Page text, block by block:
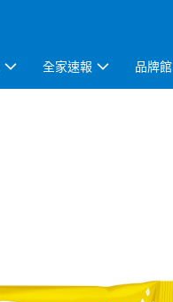
全家速報 品牌館